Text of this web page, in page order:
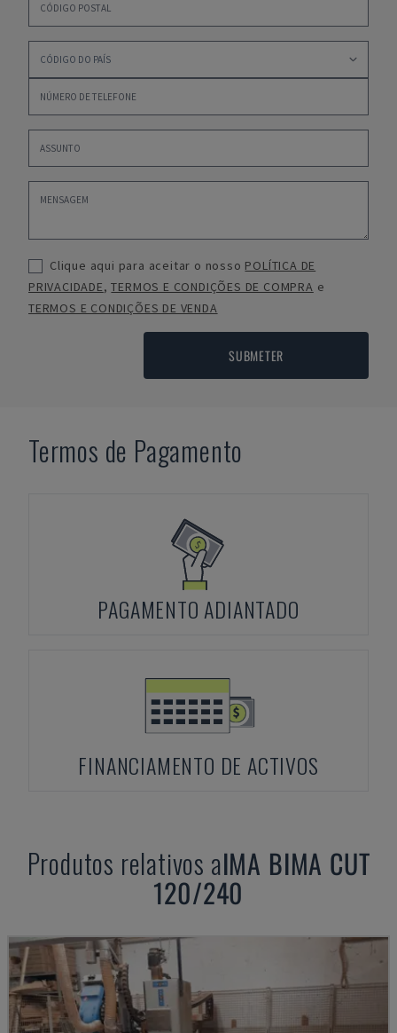
Clique aqui para aceitar o nosso POLÍTICA DE
PRIVACIDADE,TERMOS E CONDIÇÕES DE COMPRA e
TERMOS E CONDIÇÕES DE VENDA
SUBMETER
Termos de Pagamento
PAGAMENTO ADIANTADO
FINANCIAMENTO DE ACTIVOS
Produtos relativos aIMA BIMA CUT
120/240